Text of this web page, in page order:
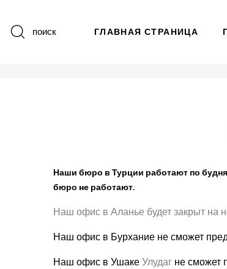
поиск ГЛАВНАЯ СТРАНИЦА
Наши бюро в Турции работают по
бюро не работают.
Наш офис в Аланье будет закрыт на
Наш офис в Бурхание не сможет
Наш офис в Ушаке Улудаг не сможет